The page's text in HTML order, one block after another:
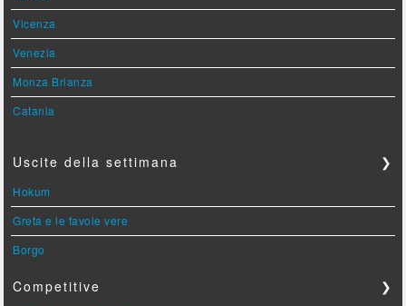
Vicenza
Venezia
Monza Brianza
Catania
Uscite della settimana ❯
Hokum
Greta e le favole vere
Borgo
Competitive ❯